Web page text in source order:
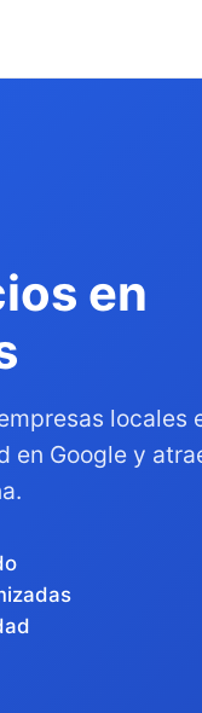
en
locales
en Google y